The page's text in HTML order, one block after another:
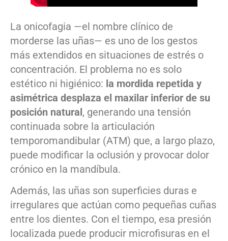
La onicofagia —el nombre clínico de
morderse las uñas— es uno de los gestos
más extendidos en situaciones de estrés o
concentración. El problema no es solo
estético ni higiénico: la mordida repetida y
asimétrica desplaza el maxilar inferior de su
posición natural, generando una tensión
continuada sobre la articulación
temporomandibular (ATM) que, a largo plazo,
puede modificar la oclusión y provocar dolor
crónico en la mandíbula.
Además, las uñas son superficies duras e
irregulares que actúan como pequeñas cuñas
entre los dientes. Con el tiempo, esa presión
localizada puede producir microfisuras en el